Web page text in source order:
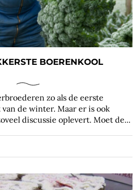
BOERENKOOL
zo als de eerste
de winter. Maar er is ook
discussie oplevert. Moet de...